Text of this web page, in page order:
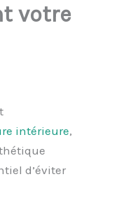
votre
intérieure,
d’éviter